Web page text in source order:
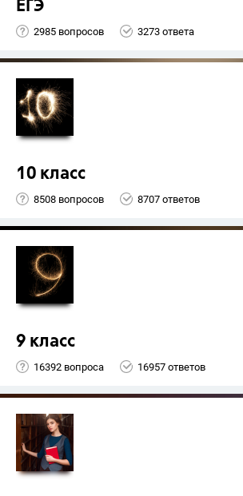
ЕГЭ
2985 вопросов 3273 ответа
10 класс
8508 вопросов 8707 ответов
9 класс
16392 вопроса 16957 ответов